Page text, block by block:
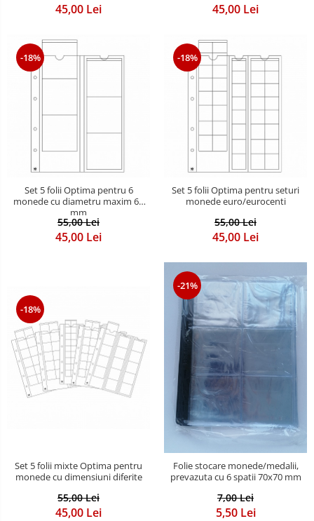
45,00 Lei 45,00 Lei
-18%
Set 5 folii Optima pentru 6
monede cu diametru maxim 65
mm
55,00 Lei
45,00 Lei
-18%
Set 5 folii Optima pentru seturi
monede euro/eurocenti
55,00 Lei
45,00 Lei
-18%
Set 5 folii mixte Optima pentru
monede cu dimensiuni diferite
55,00 Lei
45,00 Lei
-21%
Folie stocare monede/medalii,
prevazuta cu 6 spatii 70x70 mm
7,00 Lei
5,50 Lei